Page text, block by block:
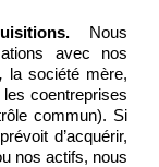
Nous
avec nos
la société mère,
coentreprises
commun). Si
d’acquérir,
nos actifs, nous